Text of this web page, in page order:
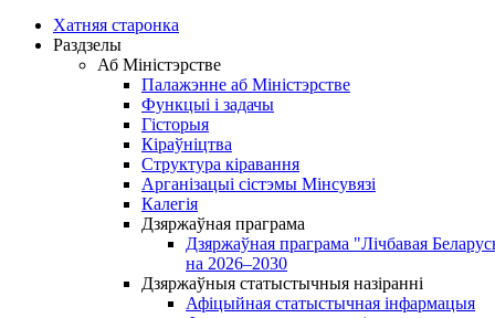
Хатняя старонка
Раздзелы
Аб Міністэрстве
Палажэнне аб Міністэрстве
Функцыі і задачы
Гісторыя
Кіраўніцтва
Структура кіравання
Арганізацыі сістэмы Мінсувязі
Калегія
Дзяржаўная праграма
Дзяржаўная праграма "Лічбавая
на 2026–2030
Дзяржаўныя статыстычныя назіранні
Афіцыйная статыстычная інфармацыя